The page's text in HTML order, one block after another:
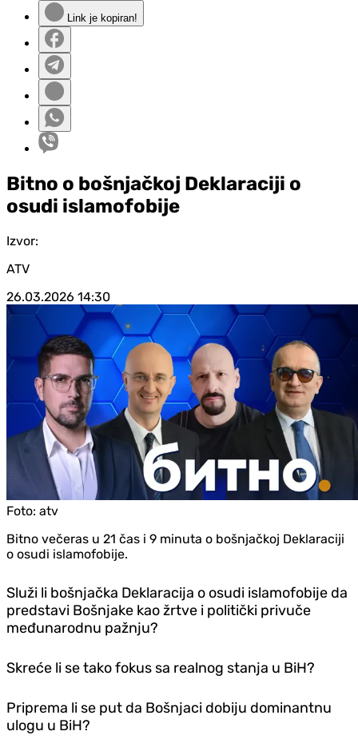
Link je kopiran!
Bitno o bošnjačkoj Deklaraciji o
osudi islamofobije
Izvor:
ATV
26.03.2026 14:30
Foto: atv
Bitno večeras u 21 čas i 9 minuta o bošnjačkoj Deklaraciji
o osudi islamofobije.
Služi li bošnjačka Deklaracija o osudi islamofobije da
predstavi Bošnjake kao žrtve i politički privuče
međunarodnu pažnju?
Skreće li se tako fokus sa realnog stanja u BiH?
Priprema li se put da Bošnjaci dobiju dominantnu
ulogu u BiH?